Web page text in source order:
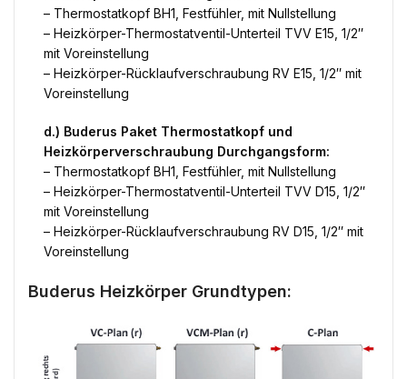
– Thermostatkopf BH1, Festfühler, mit Nullstellung
– Heizkörper-Thermostatventil-Unterteil TVV E15, 1/2″
mit Voreinstellung
– Heizkörper-Rücklaufverschraubung RV E15, 1/2″ mit
Voreinstellung
d.) Buderus Paket Thermostatkopf und
Heizkörperverschraubung Durchgangsform:
– Thermostatkopf BH1, Festfühler, mit Nullstellung
– Heizkörper-Thermostatventil-Unterteil TVV D15, 1/2″
mit Voreinstellung
– Heizkörper-Rücklaufverschraubung RV D15, 1/2″ mit
Voreinstellung
Buderus Heizkörper Grundtypen: